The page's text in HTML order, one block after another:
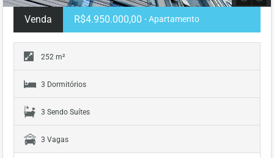
Venda R$4.950.000,00 - Apartamento
252 m²
3 Dormitórios
3 Sendo Suítes
3 Vagas